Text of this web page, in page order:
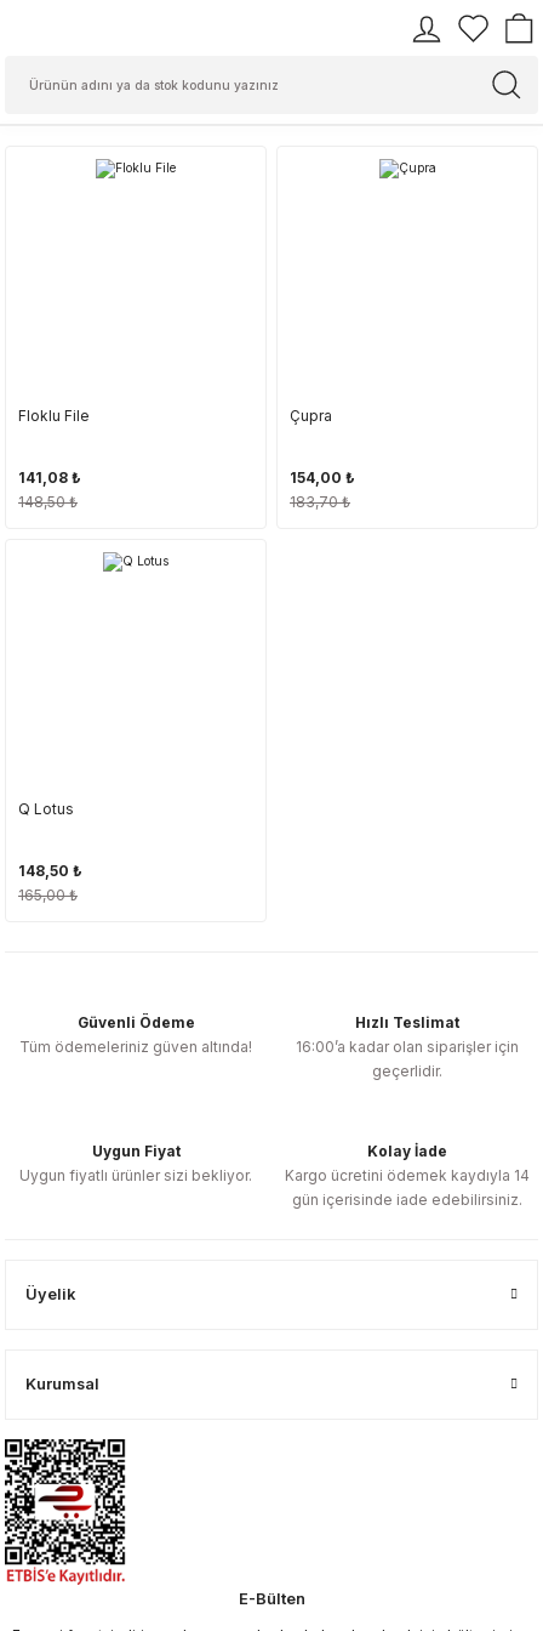
Floklu File
141,08 ₺
148,50 ₺
Çupra
154,00 ₺
183,70 ₺
Q Lotus
148,50 ₺
165,00 ₺
Güvenli Ödeme
Tüm ödemeleriniz güven altında!
Hızlı Teslimat
16:00’a kadar olan siparişler için
geçerlidir.
Uygun Fiyat
Uygun fiyatlı ürünler sizi bekliyor.
Kolay İade
Kargo ücretini ödemek kaydıyla 14
gün içerisinde iade edebilirsiniz.
Üyelik
Kurumsal
E-Bülten